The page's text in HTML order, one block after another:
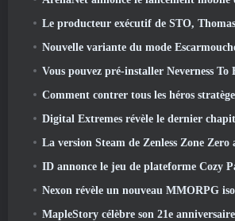
Le producteur exécutif de STO, Thomas Marrone, et le directeur créatif de Neverwinter, Randy
Nouvelle variante du mode Escarmouche introduite dans
Vous pouvez pré-installer Neverness To
Comment contrer tous les héros
Digital Extremes révèle le dernier chapitre narratif de Warframe
La version Steam de Zenless Zone Zero annoncée pendant la
ID annonce le jeu de plateforme Cozy Party Totopia lors de la vitrine
Nexon révèle un nouveau MMORPG isométrique Dark
MapleStory célèbre son 21e anniversaire avec «